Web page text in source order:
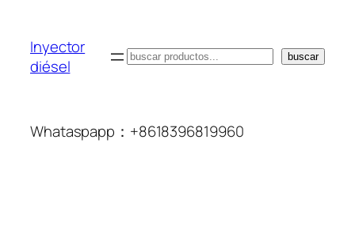
Inyector
diésel
搜
buscar
Whataspapp：+8618396819960